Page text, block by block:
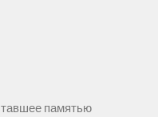
памятью